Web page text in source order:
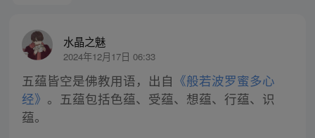
水晶之魅
2024年12月17日 06:33
五蕴皆空是佛教用语，出自 《般若波罗蜜多心
经》 。五蕴包括色蕴、受蕴、想蕴、行蕴、识
蕴。